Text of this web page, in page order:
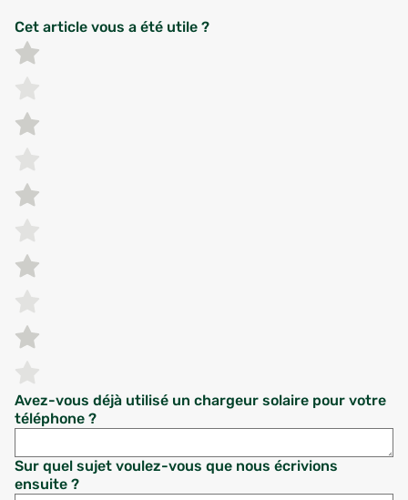
Cet article vous a été utile ?
Avez-vous déjà utilisé un chargeur solaire pour votre
téléphone ?
Sur quel sujet voulez-vous que nous écrivions
ensuite ?